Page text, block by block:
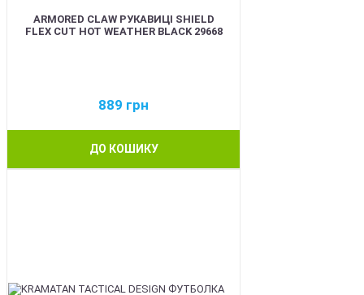
ARMORED CLAW РУКАВИЦІ SHIELD
FLEX CUT HOT WEATHER BLACK 29668
889 грн
ДО КОШИКУ